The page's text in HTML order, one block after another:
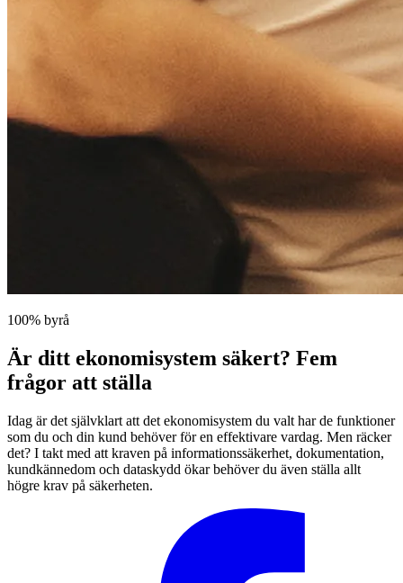
100% byrå
Är ditt ekonomisystem säkert? Fem
frågor att ställa
Idag är det självklart att det ekonomisystem du valt har de funktioner
som du och din kund behöver för en effektivare vardag. Men räcker
det? I takt med att kraven på informationssäkerhet, dokumentation,
kundkännedom och dataskydd ökar behöver du även ställa allt
högre krav på säkerheten.